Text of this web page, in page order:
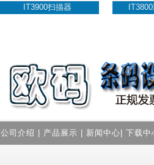
IT3900扫描器
公司介绍 产品展示 新闻中心 下载中